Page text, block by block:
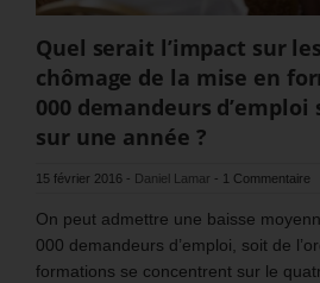
Quel serait l’impact sur
chômage de la mise en
000 demandeurs
sur une année ?
15 février 2016 - Daniel Lamar - 1 Commentaire
On peut admettre une baisse
000 demandeurs d’emploi, soit de
formations se concentrent sur le